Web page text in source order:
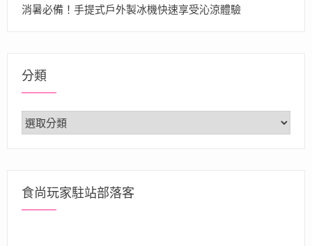
消暑必備！手提式戶外製冰機快速享受沁涼體驗
分類
分
類
食尚玩家駐站部落客